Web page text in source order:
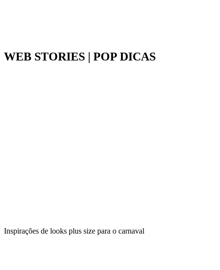
WEB STORIES | POP DICAS
Inspirações de looks plus size para o carnaval